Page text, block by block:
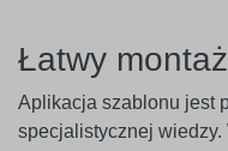
Łatwy
Aplikacja szablonu jest
specjalistycznej